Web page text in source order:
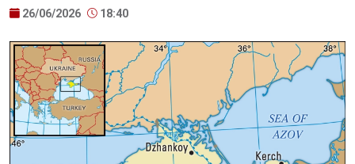
26/06/2026 18:40